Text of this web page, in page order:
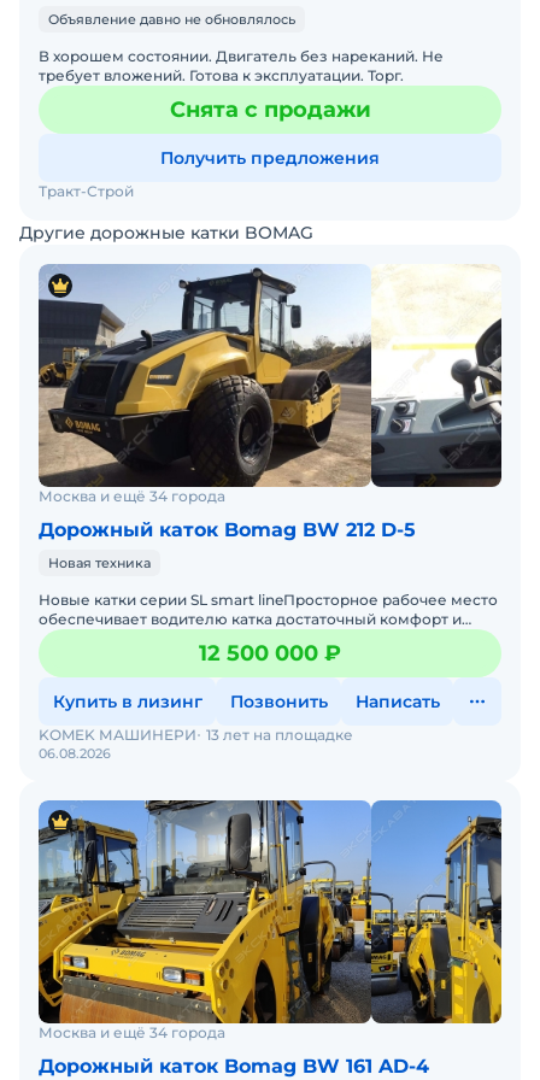
Объявление давно не обновлялось
В хорошем состоянии. Двигатель без нареканий. Не
требует вложений. Готова к эксплуатации. Торг.
Снята с продажи
Получить предложения
Тракт-Строй
Другие дорожные катки BOMAG
Москва и ещё 34 города
Дорожный каток Bomag BW 212 D-5
Новая техника
Новые катки серии SL smart lineПросторное рабочее место
обеспечивает водителю катка достаточный комфорт и
пространство для ног. Благодаря четкому обзору спереди
12 500 000 ₽
Купить в лизинг Позвонить Написать
06.08.2026
KOMEK МАШИНЕРИ 13 лет на площадке
Москва и ещё 34 города
Дорожный каток Bomag BW 161 AD-4